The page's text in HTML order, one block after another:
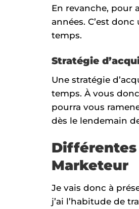
En revanche, pour
années. C’est
temps.
Stratégie
Une stratégie
temps. À vous
pourra vous
dès le lendemain
Différentes
Marketeur
Je vais donc à
j’ai l’habitude de